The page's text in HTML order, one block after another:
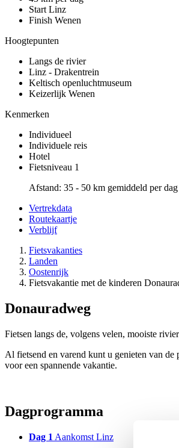
Start Linz
Finish Wenen
Hoogtepunten
Langs de rivier
Linz - Drakentrein
Keltisch openluchtmuseum
Keizerlijk Wenen
Kenmerken
Individueel
Individuele reis
Hotel
Fietsniveau 1
Afstand: 35 - 50 km gemiddeld per
Vertrekdata
Routekaartje
Verblijf
Fietsvakanties
Landen
Oostenrijk
Fietsvakantie met de kinderen
Donauradweg
Fietsen langs de, volgens velen, mooiste
Al fietsend en varend kunt u genieten van
voor een spannende vakantie.
Dagprogramma
Dag 1 Aankomst Linz